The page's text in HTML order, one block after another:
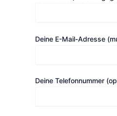
Deine E-Mail-Adresse
Deine Telefonnummer